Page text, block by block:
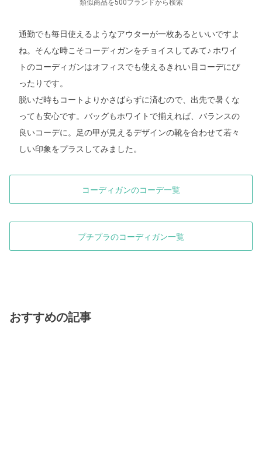
類似商品を500ブランドから検索
通勤でも毎日使えるようなアウターが一枚あるといいですよ
ね。そんな時こそコーディガンをチョイスしてみて♪ ホワイ
トのコーディガンはオフィスでも使えるきれい目コーデにぴ
ったりです。
脱いだ時もコートよりかさばらずに済むので、出先で暑くな
っても安心です。バッグもホワイトで揃えれば、バランスの
良いコーデに。足の甲が見えるデザインの靴を合わせて若々
しい印象をプラスしてみました。
コーディガンのコーデ一覧
プチプラのコーディガン一覧
おすすめの記事